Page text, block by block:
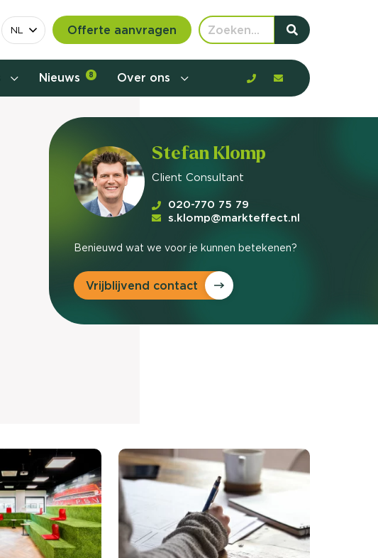
NL Offerte aanvragen
Relevantere communicatie en aanbod door de
customer journey, de barrières en gedrag in kaart te
Nieuws 8 Over ons
Stefan Klomp
Client Consultant
020-770 75 79
s.klomp@markteffect.nl
Benieuwd wat we voor je kunnen betekenen?
Vrijblijvend contact